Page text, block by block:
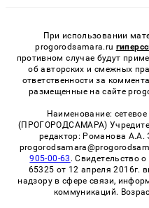
При использовании
progorodsamara.ru
противном случае будут
об авторских и смежных
ответственности за
размещенные на сайте
Наименование: сетевое
(ПРОГОРОДСАМАРА)
редактор: Романова А.А.
905-00-63 . Свидетельство
65325 от 12 апреля 2016г.
надзору в сфере связи,
коммуникаций.